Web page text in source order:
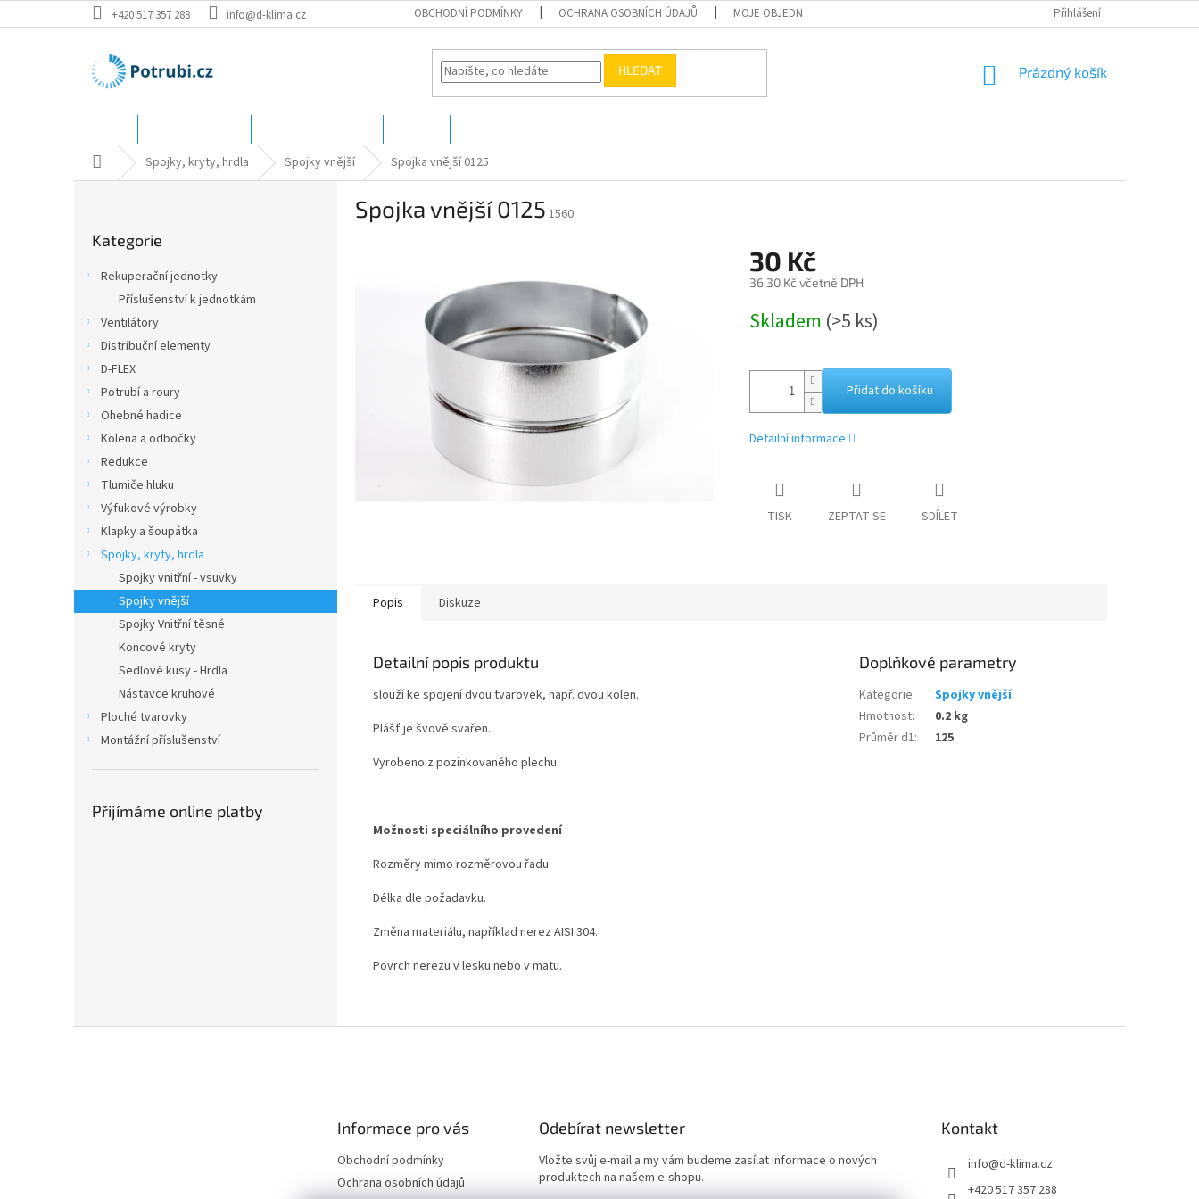
na
+420 517 357 288 info@d-klima.cz OBCHODNÍ PODMÍNKY OCHRANA OSOBNÍCH ÚDAJŮ MOJE OBJEDNÁVKA Přihlášení
HLEDAT
NÁKUPNÍ
Prázdný košík
Domů Spojky, kryty, hrdla Spojky vnější Spojka vnější 0125
kategorie
Kategorie
Rekuperační jednotky
Příslušenství k jednotkám
Ventilátory
Distribuční elementy
D-FLEX
Potrubí a roury
Ohebné hadice
Kolena a odbočky
Redukce
Tlumiče hluku
Výfukové výrobky
Klapky a šoupátka
Spojky, kryty, hrdla
Spojky vnitřní - vsuvky
Spojky vnější
Spojky Vnitřní těsné
Koncové kryty
Sedlové kusy - Hrdla
Nástavce kruhové
Ploché tvarovky
Montážní příslušenství
Přijímáme online platby
Spojka vnější 0125 1560
30 Kč
36,30 Kč včetně DPH
cena:
Skladem (>5 ks)
Přidat do košíku
Detailní informace
TISK ZEPTAT SE SDÍLET
Popis Diskuze
Detailní popis produktu
slouží ke spojení dvou tvarovek, např. dvou kolen.
Plášť je švově svařen.
Vyrobeno z pozinkovaného plechu.
Možnosti speciálního provedení
Rozměry mimo rozměrovou řadu.
Délka dle požadavku.
Změna materiálu, například nerez AISI 304.
Povrch nerezu v lesku nebo v matu.
Doplňkové parametry
Kategorie:
Spojky vnější
Hmotnost:
0.2 kg
Průměr d1: 125
Informace pro vás
Obchodní podmínky
Ochrana osobních údajů
Odebírat newsletter
Vložte svůj e-mail a my vám budeme zasílat informace o nových
produktech na našem e-shopu.
Kontakt
info@d-klima.cz
+420 517 357 288